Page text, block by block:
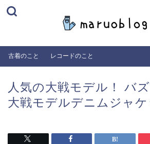
古着のこと レコードのこと
人気の大戦モデル！ バ
大戦モデルデニムジャケ